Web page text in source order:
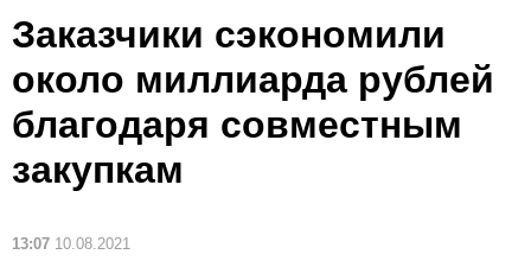
Заказчики сэкономили
около миллиарда рублей
благодаря совместным
закупкам
13:07 10.08.2021